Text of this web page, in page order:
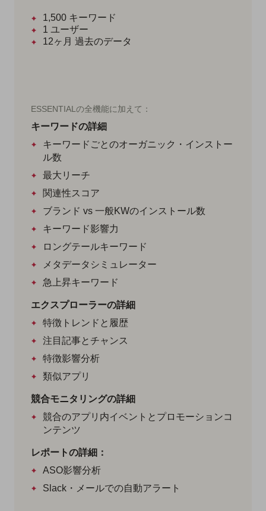
1,500 キーワード
1 ユーザー
12ヶ月 過去のデータ
ESSENTIALの全機能に加えて：
キーワードの詳細
キーワードごとのオーガニック・インストー
ル数
最大リーチ
関連性スコア
ブランド vs 一般KWのインストール数
キーワード影響力
ロングテールキーワード
メタデータシミュレーター
急上昇キーワード
エクスプローラーの詳細
特徴トレンドと履歴
注目記事とチャンス
特徴影響分析
類似アプリ
競合モニタリングの詳細
競合のアプリ内イベントとプロモーションコ
ンテンツ
レポートの詳細：
ASO影響分析
Slack・メールでの自動アラート